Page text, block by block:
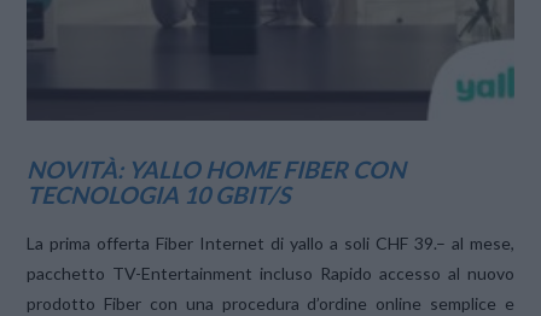
NOVITÀ: YALLO HOME FIBER CON
TECNOLOGIA 10 GBIT/S
La prima offerta Fiber Internet di yallo a soli CHF 39.– al mese,
pacchetto TV-Entertainment incluso Rapido accesso al nuovo
prodotto Fiber con una procedura d’ordine online semplice e